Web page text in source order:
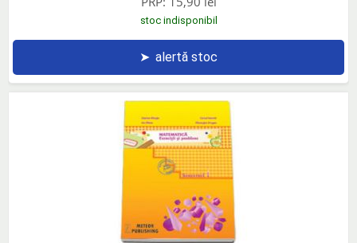
stoc indisponibil
➤ alertă stoc